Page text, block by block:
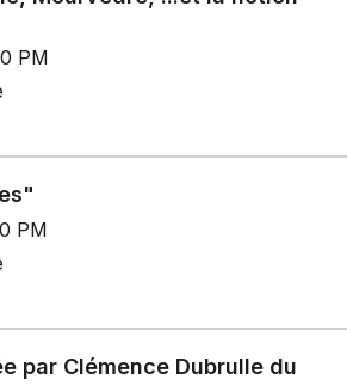
PM
PM
par Clémence Dubrulle du